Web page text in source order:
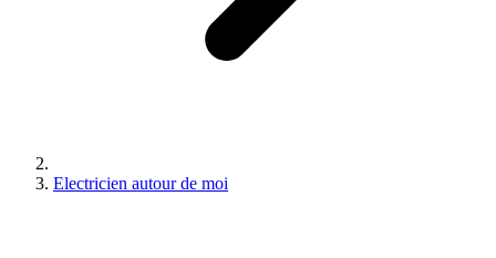
Electricien autour de moi